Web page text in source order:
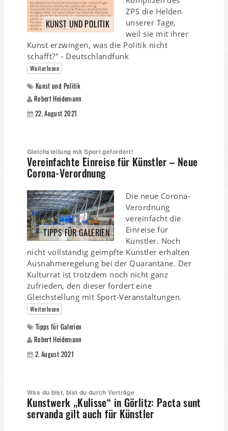
KUNST UND POLITIK
ZPS die Helden
unserer Tage,
weil sie mit ihrer
Kunst erzwingen, was die Politik nicht
schafft?" - Deutschlandfunk
Weiterlesen
Kunst und Politik
Robert Heidemann
22. August 2021
Gleichstellung mit Sport gefordert!
Vereinfachte Einreise für Künstler – Neue
Corona-Verordnung
TIPPS FÜR GALERIEN
Die neue Corona-
Verordnung
vereinfacht die
Einreise für
Künstler. Noch
nicht vollständig geimpfte Künstler erhalten
Ausnahmeregelung bei der Quarantäne. Der
Kulturrat ist trotzdem noch nicht ganz
zufrieden, den dieser fordert eine
Gleichstellung mit Sport-Veranstaltungen.
Weiterlesen
Tipps für Galerien
Robert Heidemann
2. August 2021
Was du bist, bist du durch Verträge
Kunstwerk „Kulisse“ in Görlitz: Pacta sunt
servanda gilt auch für Künstler